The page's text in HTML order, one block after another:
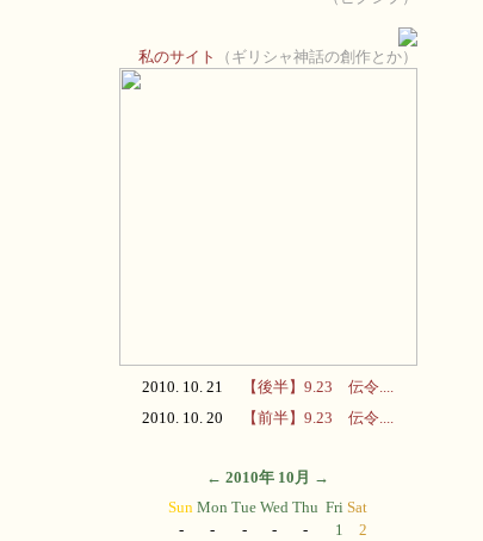
私のサイト （ギリシャ神話の創作とか）
2010. 10. 21
【後半】9.23 伝令....
2010. 10. 20
【前半】9.23 伝令....
← 2010年 10月 →
Sun Mon Tue Wed Thu Fri Sat
-
- - - - 1 2